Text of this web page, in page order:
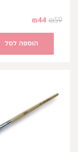
₪59
₪44
הוספה לסל